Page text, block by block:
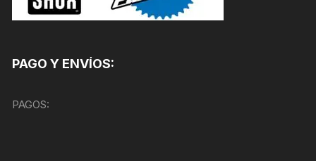
PAGO Y ENVÍOS:
PAGOS: